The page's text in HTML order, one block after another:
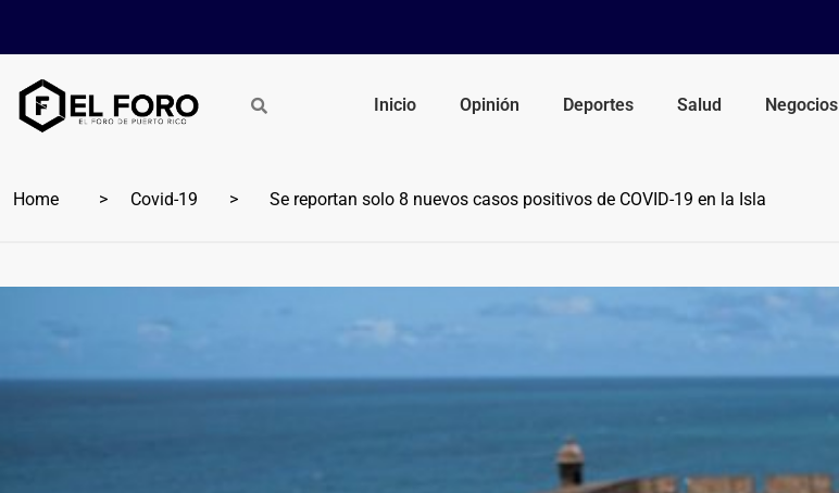
Inicio Opinión Deportes Salud Negocios
Home Covid-19 Se reportan solo 8 nuevos casos positivos de COVID-19 en la Isla